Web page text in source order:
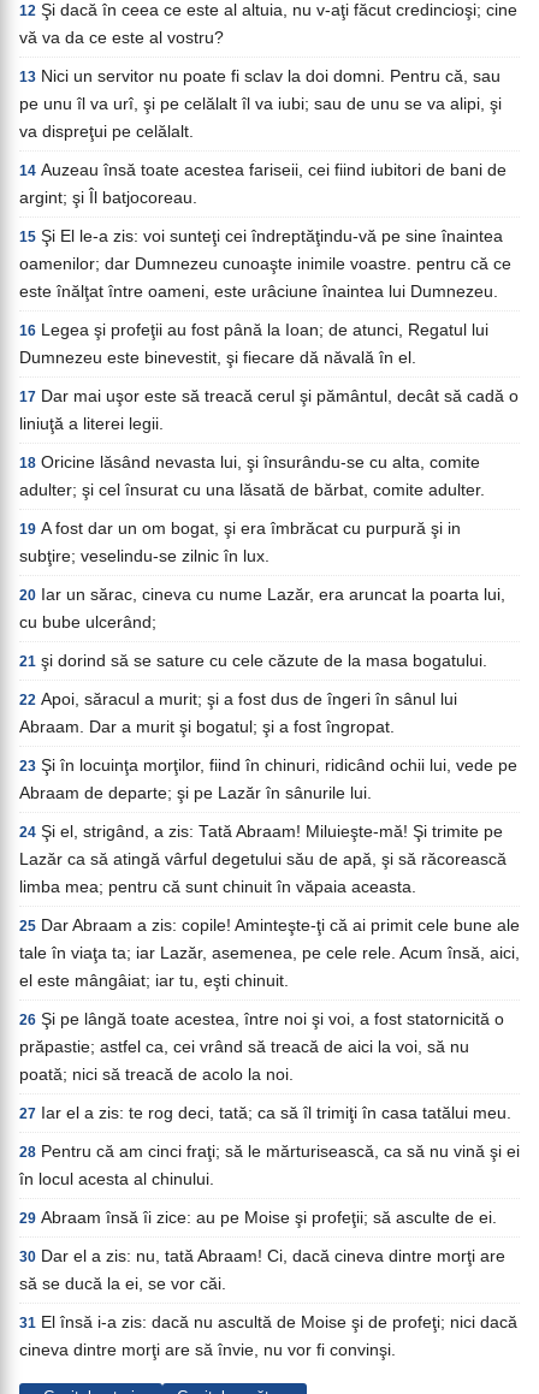
12 Şi dacă în ceea ce este al altuia, nu v-aţi făcut credincioşi; cine
vă va da ce este al vostru?
13 Nici un servitor nu poate fi sclav la doi domni. Pentru că, sau
pe unu îl va urî, şi pe celălalt îl va iubi; sau de unu se va alipi, şi
va dispreţui pe celălalt.
14 Auzeau însă toate acestea fariseii, cei fiind iubitori de bani de
argint; şi Îl batjocoreau.
15 Şi El le-a zis: voi sunteţi cei îndreptăţindu-vă pe sine înaintea
oamenilor; dar Dumnezeu cunoaşte inimile voastre. pentru că ce
este înălţat între oameni, este urâciune înaintea lui Dumnezeu.
16 Legea şi profeţii au fost până la Ioan; de atunci, Regatul lui
Dumnezeu este binevestit, şi fiecare dă năvală în el.
17 Dar mai uşor este să treacă cerul şi pământul, decât să cadă o
liniuţă a literei legii.
18 Oricine lăsând nevasta lui, şi însurându-se cu alta, comite
adulter; şi cel însurat cu una lăsată de bărbat, comite adulter.
19 A fost dar un om bogat, şi era îmbrăcat cu purpură şi in
subţire; veselindu-se zilnic în lux.
20 Iar un sărac, cineva cu nume Lazăr, era aruncat la poarta lui,
cu bube ulcerând;
21 şi dorind să se sature cu cele căzute de la masa bogatului.
22 Apoi, săracul a murit; şi a fost dus de îngeri în sânul lui
Abraam. Dar a murit şi bogatul; şi a fost îngropat.
23 Şi în locuinţa morţilor, fiind în chinuri, ridicând ochii lui, vede pe
Abraam de departe; şi pe Lazăr în sânurile lui.
24 Şi el, strigând, a zis: Tată Abraam! Miluieşte-mă! Şi trimite pe
Lazăr ca să atingă vârful degetului său de apă, şi să răcorească
limba mea; pentru că sunt chinuit în văpaia aceasta.
25 Dar Abraam a zis: copile! Aminteşte-ţi că ai primit cele bune ale
tale în viaţa ta; iar Lazăr, asemenea, pe cele rele. Acum însă, aici,
el este mângâiat; iar tu, eşti chinuit.
26 Şi pe lângă toate acestea, între noi şi voi, a fost statornicită o
prăpastie; astfel ca, cei vrând să treacă de aici la voi, să nu
poată; nici să treacă de acolo la noi.
27 Iar el a zis: te rog deci, tată; ca să îl trimiţi în casa tatălui meu.
28 Pentru că am cinci fraţi; să le mărturisească, ca să nu vină şi ei
în locul acesta al chinului.
29 Abraam însă îi zice: au pe Moise şi profeţii; să asculte de ei.
30 Dar el a zis: nu, tată Abraam! Ci, dacă cineva dintre morţi are
să se ducă la ei, se vor căi.
31 El însă i-a zis: dacă nu ascultă de Moise şi de profeţi; nici dacă
cineva dintre morţi are să învie, nu vor fi convinşi.